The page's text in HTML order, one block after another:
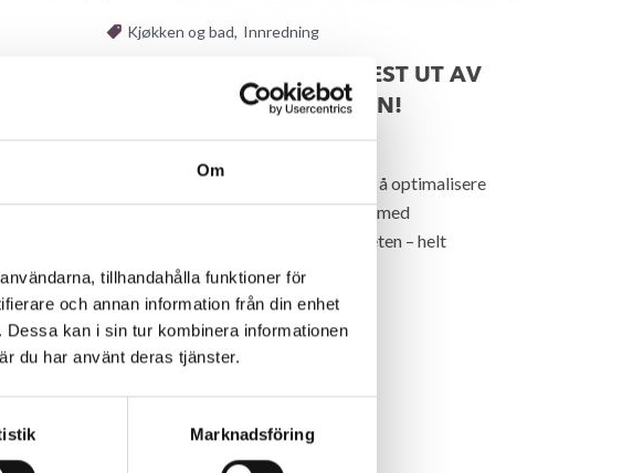
Om
tillhandahålla funktioner för
och annan information från din enhet
kan i sin tur kombinera informationen
du har använt deras tjänster.
Marknadsföring
på at de
Kjøkken og bad, Innredning
SLIK FÅR DU MEST OG BEST UT AV
KJØKKENLØSNINGEN DIN!
En kjøkkenarkitekt hjelper deg med å optimalisere
kjøkkenet ditt. Alle som bygger hus med
Fiskarhedenvillan har denne muligheten – helt
kostnadsfritt.